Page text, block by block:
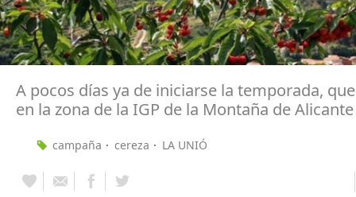
A pocos días ya de iniciarse la temporada,
en la zona de la IGP de la Montaña de Alicante
campaña cereza LA UNIÓ